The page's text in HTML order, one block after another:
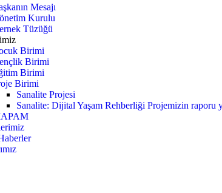
Mesajı
Kurulu
Tüzüğü
Birimi
Birimi
Birimi
Birimi
Sanalite Projesi
Sanalite: Dijital Yaşam Rehberliği Projemizin raporu